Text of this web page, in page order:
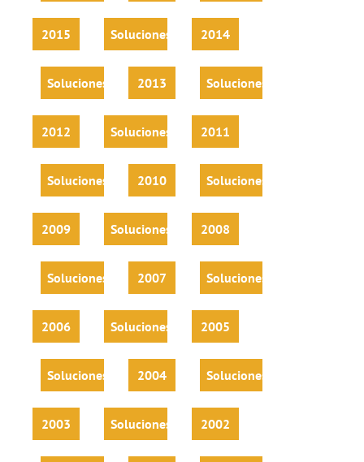
2015 Soluciones 2014
Soluciones 2013 Soluciones
2012 Soluciones 2011
Soluciones 2010 Soluciones
2009 Soluciones 2008
Soluciones 2007 Soluciones
2006 Soluciones 2005
Soluciones 2004 Soluciones
2003 Soluciones 2002